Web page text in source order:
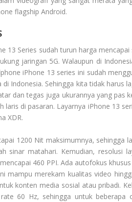
flagship Android.
13 Series sudah turun harga
jaringan 5G. Walaupun di
iPhone 13 series ini sudah
Indonesia. Sehingga kita tidak harus
dan tegas juga ukurannya yang pas
laris di pasaran. Layarnya iPhone 13
XDR.
1200 Nit maksimumnya, sehingga
sinar matahari. Kemudian, resolusi
460 PPI. Ada autofokus
mampu merekam kualitas video
konten media sosial atau pribadi.
60 Hz, sehingga untuk beberapa